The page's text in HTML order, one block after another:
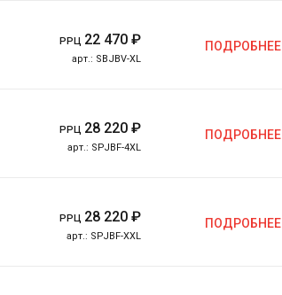
РРЦ 22 470₽
арт.: SBJBV-XL
ПОДРОБНЕЕ
РРЦ 28 220₽
арт.: SPJBF-4XL
ПОДРОБНЕЕ
РРЦ 28 220₽
арт.: SPJBF-XXL
ПОДРОБНЕЕ